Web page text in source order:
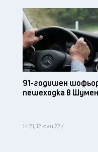
91-годишен
пешеходка в Шумен
14:21, 12 юли 22 /